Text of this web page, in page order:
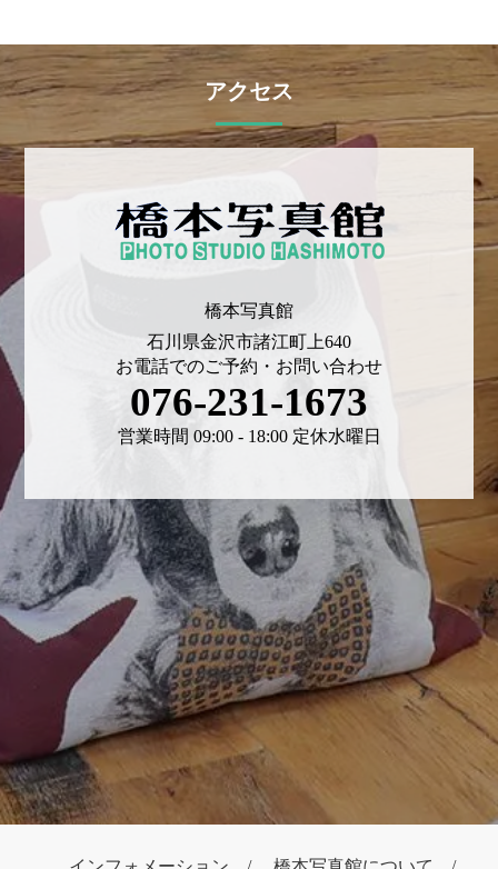
アクセス
橋本写真館
石川県金沢市諸江町上640
お電話でのご予約・お問い合わせ
076-231-1673
営業時間 09:00 - 18:00 定休水曜日